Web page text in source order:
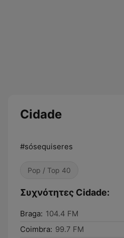
Cidade
#sósequiseres
Pop / Top 40
Συχνότητες Cidade:
Braga: 104.4 FM
Coimbra: 99.7 FM